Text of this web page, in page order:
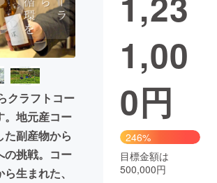
映画 書籍・雑誌
ス・起業 チャレンジ
くり・地域活性化
for Social Good
CAMPFIRE Creation
ふるさと納税machi-ya コミュニティ
クラフトコー
。地元産コー
た副産物から
の挑戦。コー
生まれた、
1,00
0円
246%
目標金額は
500,000円